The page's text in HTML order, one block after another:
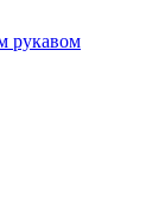
рукавом